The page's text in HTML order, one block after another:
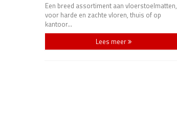
Een breed assortiment aan vloerstoelmatten,
voor harde en zachte vloren, thuis of op
kantoor...
Lees meer